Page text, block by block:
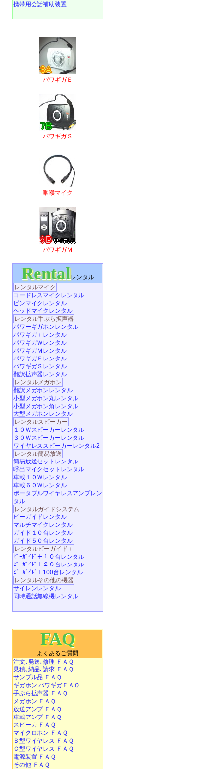
携帯用会話補助装置
パワギガＥ
パワギガＳ
咽喉マイク
パワギガＭ
Rentalレンタル
レンタルマイク
コードレスマイクレンタル
ピンマイクレンタル
ヘッドマイクレンタル
レンタル手ぶら拡声器
パワーギガホンレンタル
パワギガ＋レンタル
パワギガＷレンタル
パワギガＭレンタル
パワギガＥレンタル
パワギガＳレンタル
翻訳拡声器レンタル
レンタルメガホン
翻訳メガホンレンタル
小型メガホン丸レンタル
小型メガホン角レンタル
大型メガホンレンタル
レンタルスピーカー
１０Ｗスピーカーレンタル
３０Ｗスピーカーレンタル
ワイヤレススピーカーレンタル2
レンタル簡易放送
簡易放送セットレンタル
呼出マイクセットレンタル
車載１０Ｗレンタル
車載６０Ｗレンタル
ポータブルワイヤレスアンプレン
タル
レンタルガイドシステム
ビーガイドレンタル
マルチマイクレンタル
ガイド１０台レンタル
ガイド５０台レンタル
レンタルビーガイド＋
ﾋﾞｰｶﾞｲﾄﾞ＋１０台レンタル
ﾋﾞｰｶﾞｲﾄﾞ＋２０台レンタル
ﾋﾞｰｶﾞｲﾄﾞ＋100台レンタル
レンタルその他の機器
サイレンレンタル
同時通話無線機レンタル
FAQ
よくあるご質問
注文､発送､修理 ＦＡＱ
見積､納品､請求 ＦＡＱ
サンプル品 ＦＡＱ
ギガホン パワギガＦＡＱ
手ぶら拡声器 ＦＡＱ
メガホン ＦＡＱ
放送アンプ ＦＡＱ
車載アンプ ＦＡＱ
スピーカ ＦＡＱ
マイクロホン ＦＡＱ
Ｂ型ワイヤレス ＦＡＱ
Ｃ型ワイヤレス ＦＡＱ
電源装置 ＦＡＱ
その他 ＦＡＱ